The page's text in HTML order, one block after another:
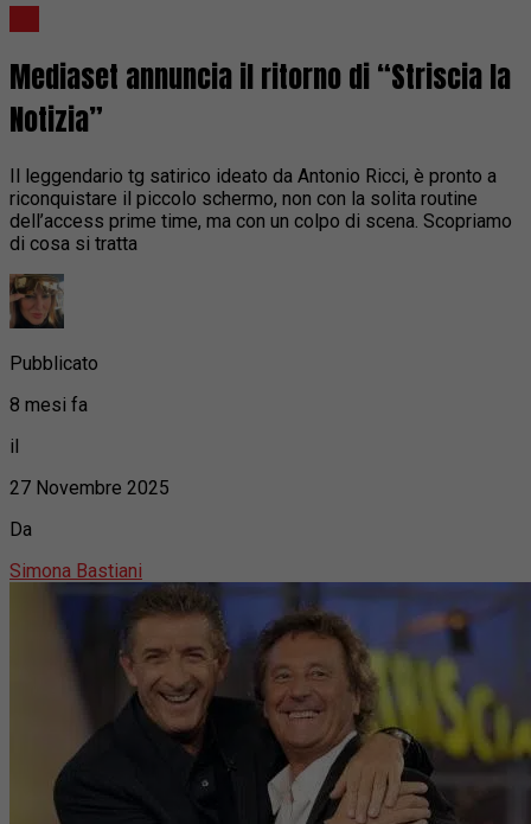
Mediaset annuncia il ritorno di “Striscia la
Notizia”
Il leggendario tg satirico ideato da Antonio Ricci, è pronto a
riconquistare il piccolo schermo, non con la solita routine
dell’access prime time, ma con un colpo di scena. Scopriamo
di cosa si tratta
Pubblicato
8 mesi fa
il
27 Novembre 2025
Da
Simona Bastiani